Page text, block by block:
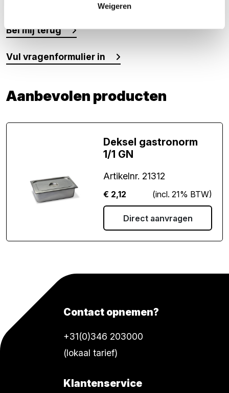
Weigeren
Meer weten over dit product?
Bel mij terug
Vul vragenformulier in
Aanbevolen producten
Deksel gastronorm
1/1 GN
Artikelnr. 21312
€ 2,12 (incl. 21% BTW)
Direct aanvragen
Contact opnemen?
+31(0)346 203000
(lokaal tarief)
Klantenservice